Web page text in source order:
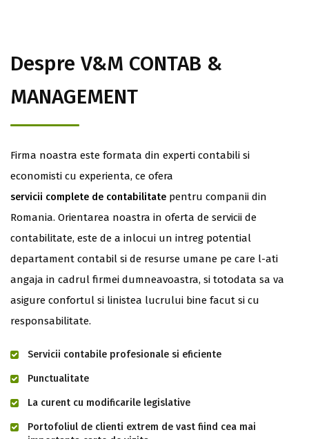
Despre V&M CONTAB &
MANAGEMENT
Firma noastra este formata din experti contabili si
economisti cu experienta, ce ofera
servicii complete de contabilitate pentru companii din
Romania. Orientarea noastra in oferta de servicii de
contabilitate, este de a inlocui un intreg potential
departament contabil si de resurse umane pe care l-ati
angaja in cadrul firmei dumneavoastra, si totodata sa va
asigure confortul si linistea lucrului bine facut si cu
responsabilitate.
Servicii contabile profesionale si eficiente
Punctualitate
La curent cu modificarile legislative
Portofoliul de clienti extrem de vast fiind cea mai